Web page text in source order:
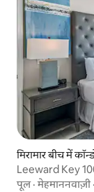
मिरामार बीच में
Leeward Key
पूल·मेहमाननवाज़ी